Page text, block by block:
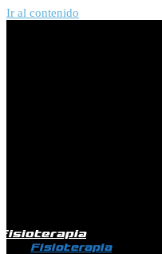
Ir al contenido
Fisioterapia